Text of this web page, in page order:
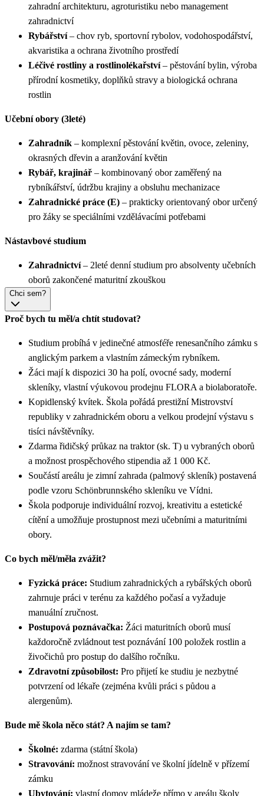
zahradní architekturu, agroturistiku nebo management
zahradnictví
Rybářství– chov ryb, sportovní rybolov, vodohospodářství,
akvaristika a ochrana životního prostředí
Léčivé rostliny a rostlinolékařství– pěstování bylin, výroba
přírodní kosmetiky, doplňků stravy a biologická ochrana
rostlin
Učební obory (3leté)
Zahradník – komplexní pěstování květin, ovoce, zeleniny,
okrasných dřevin a aranžování květin
Rybář, krajinář – kombinovaný obor zaměřený na
rybníkářství, údržbu krajiny a obsluhu mechanizace
Zahradnické práce (E) – prakticky orientovaný obor určený
pro žáky se speciálními vzdělávacími potřebami
Nástavbové studium
Zahradnictví– 2leté denní studium pro absolventy učebních
oborů zakončené maturitní zkouškou
Chci sem?
Proč bych tu měl/a chtít studovat?
Studium probíhá v jedinečné atmosféře renesančního zámku s
anglickým parkem a vlastním zámeckým rybníkem.
Žáci mají k dispozici 30 ha polí, ovocné sady, moderní
skleníky, vlastní výukovou prodejnu FLORA a biolaboratoře.
Kopidlenský kvítek. Škola pořádá prestižní Mistrovství
republiky v zahradnickém oboru a velkou prodejní výstavu s
tisíci návštěvníky.
Zdarma řidičský průkaz na traktor (sk. T) u vybraných oborů
a možnost prospěchového stipendia až 1 000 Kč.
Součástí areálu je zimní zahrada (palmový skleník) postavená
podle vzoru Schönbrunnského skleníku ve Vídni.
Škola podporuje individuální rozvoj, kreativitu a estetické
cítění a umožňuje prostupnost mezi učebními a maturitními
obory.
Co bych měl/měla zvážit?
Fyzická práce: Studium zahradnických a rybářských oborů
zahrnuje práci v terénu za každého počasí a vyžaduje
manuální zručnost.
Postupová poznávačka: Žáci maturitních oborů musí
každoročně zvládnout test poznávání 100 položek rostlin a
živočichů pro postup do dalšího ročníku.
Zdravotní způsobilost: Pro přijetí ke studiu je nezbytné
potvrzení od lékaře (zejména kvůli práci s půdou a
alergenům).
Bude mě škola něco stát? A najím se tam?
Školné: zdarma (státní škola)
Stravování: možnost stravování ve školní jídelně v přízemí
zámku
Ubytování: vlastní domov mládeže přímo v areálu školy